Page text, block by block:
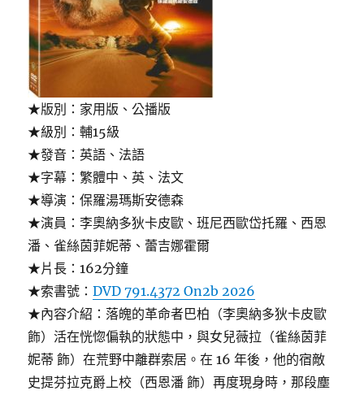
★版別：家用版、公播版
★級別：輔15級
★發音：英語、法語
★字幕：繁體中、英、法文
★導演：保羅湯瑪斯安德森
★演員：李奧納多狄卡皮歐、班尼西歐岱托羅、西恩
潘、雀絲茵菲妮蒂、蕾吉娜霍爾
★片長：162分鐘
★索書號：DVD 791.4372 On2b 2026
★內容介紹：落魄的革命者巴柏（李奧納多狄卡皮歐
飾）活在恍惚偏執的狀態中，與女兒薇拉（雀絲茵菲
妮蒂 飾）在荒野中離群索居。在 16 年後，他的宿敵
史提芬拉克爵上校（西恩潘 飾）再度現身時，那段塵